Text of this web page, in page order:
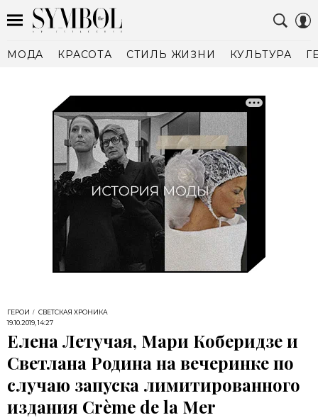
МОДА КРАСОТА СТИЛЬ ЖИЗНИ КУЛЬТУРА
ГЕРОИ
СВЕТСКАЯ ХРОНИКА
19.10.2019, 14:27
Елена Летучая, Мари Коберидзе и
Светлана Родина на вечеринке по
случаю запуска лимитированного
издания Crème de la Mer